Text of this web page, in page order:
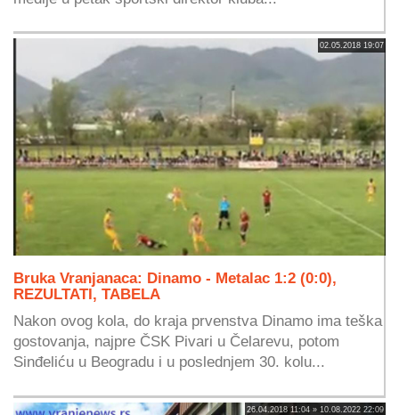
02.05.2018 19:07
Bruka Vranjanaca: Dinamo - Metalac 1:2 (0:0),
REZULTATI, TABELA
Nakon ovog kola, do kraja prvenstva Dinamo ima teška
gostovanja, najpre ČSK Pivari u Čelarevu, potom
Sinđeliću u Beogradu i u poslednjem 30. kolu...
26.04.2018 11:04 » 10.08.2022 22:09